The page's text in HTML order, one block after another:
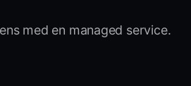
med en managed service.